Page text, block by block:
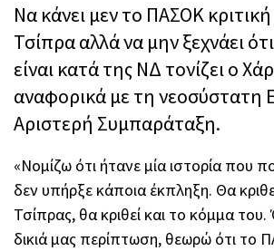
Να κάνει μεν το ΠΑΣΟΚ
Τσίπρα αλλά να μην ξεχνάει
είναι κατά της ΝΔ τονίζει ο
αναφορικά με τη νεοσύστατη
Αριστερή Συμπαράταξη.
«Νομίζω ότι ήτανε μία ιστορία που
δεν υπήρξε κάποια έκπληξη. Θα
Τσίπρας, θα κριθεί και το κόμμα
δικιά μας περίπτωση, θεωρώ ότι το